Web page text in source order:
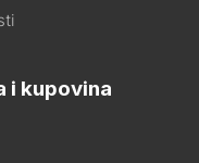
i kupovina